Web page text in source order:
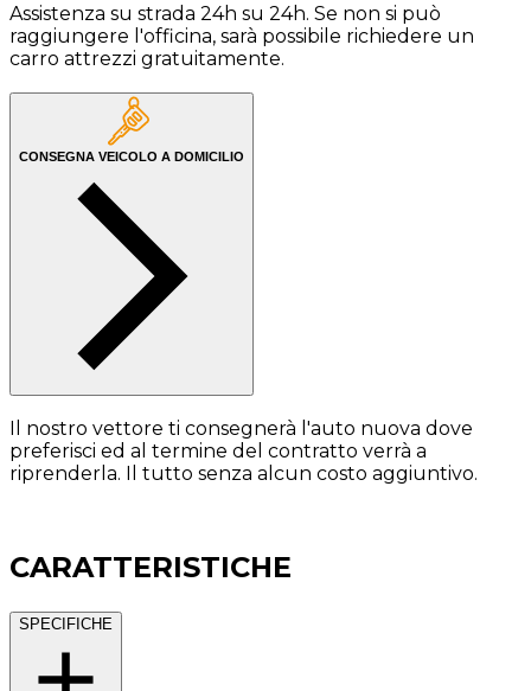
Assistenza su strada 24h su 24h. Se non si può
raggiungere l'officina, sarà possibile richiedere un
carro attrezzi gratuitamente.
CONSEGNA VEICOLO A DOMICILIO
Il nostro vettore ti consegnerà l'auto nuova dove
preferisci ed al termine del contratto verrà a
riprenderla. Il tutto senza alcun costo aggiuntivo.
CARATTERISTICHE
SPECIFICHE